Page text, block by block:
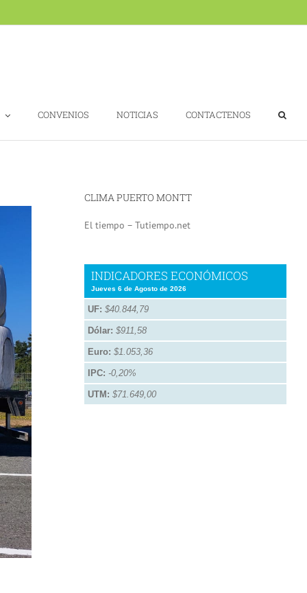
CONVENIOS NOTICIAS CONTACTENOS
CLIMA PUERTO MONTT
El tiempo – Tutiempo.net
INDICADORES ECONÓMICOS
Jueves 6 de Agosto de 2026
UF: $40.844,79
Dólar: $911,58
Euro: $1.053,36
IPC: -0,20%
UTM: $71.649,00